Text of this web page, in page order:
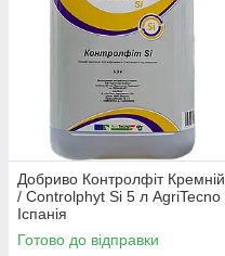
Добриво Контролфіт Кремній
/ Controlphyt Si 5 л AgriTecno
Іспанія
Готово до відправки